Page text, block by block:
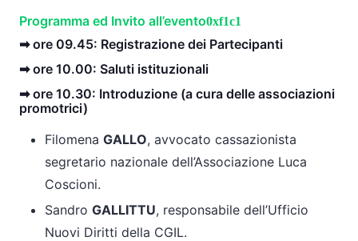
Programma ed Invito all’evento
➡ ore 09.45: Registrazione dei Partecipanti
➡ ore 10.00: Saluti istituzionali
➡ ore 10.30: Introduzione (a cura delle associazioni
promotrici)
Filomena GALLO, avvocato cassazionista
segretario nazionale dell’Associazione Luca
Coscioni.
Sandro GALLITTU, responsabile dell’Ufficio
Nuovi Diritti della CGIL.